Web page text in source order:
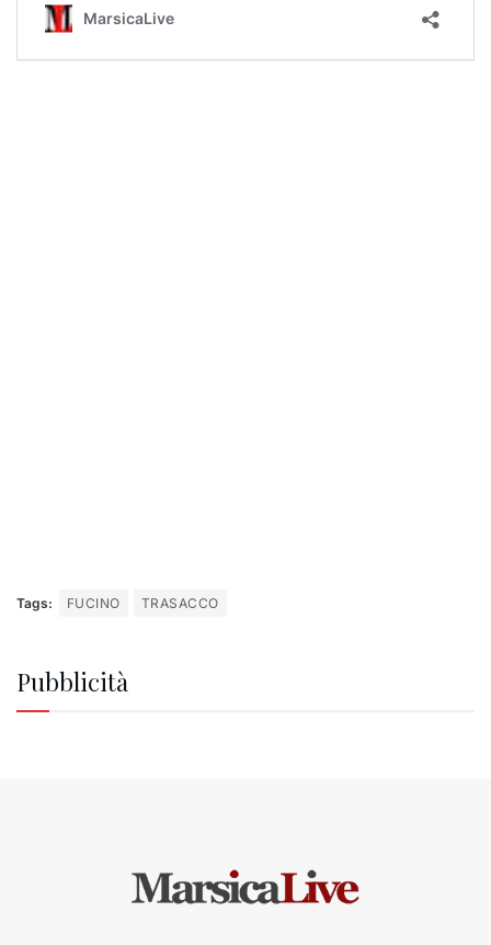
Tags: FUCINO TRASACCO
Pubblicità